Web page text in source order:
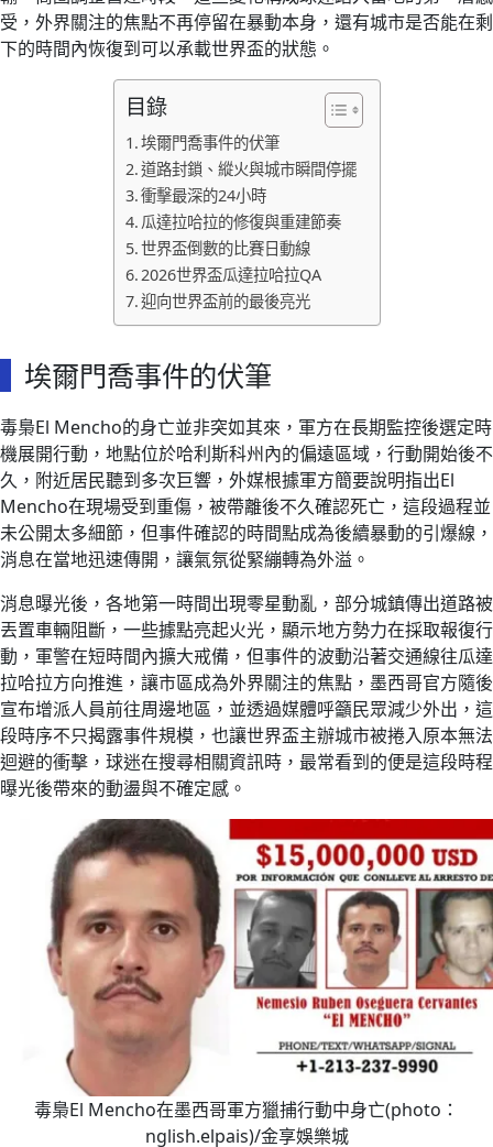
受，外界關注的焦點不再停留在暴動本身，還有城市是否能在剩
下的時間內恢復到可以承載世界盃的狀態。
目錄
埃爾門喬事件的伏筆
道路封鎖、縱火與城市瞬間停擺
衝擊最深的24小時
瓜達拉哈拉的修復與重建節奏
世界盃倒數的比賽日動線
2026世界盃瓜達拉哈拉QA
迎向世界盃前的最後亮光
埃爾門喬事件的伏筆
毒梟El Mencho的身亡並非突如其來，軍方在長期監控後選定時
機展開行動，地點位於哈利斯科州內的偏遠區域，行動開始後不
久，附近居民聽到多次巨響，外媒根據軍方簡要說明指出El
Mencho在現場受到重傷，被帶離後不久確認死亡，這段過程並
未公開太多細節，但事件確認的時間點成為後續暴動的引爆線，
消息在當地迅速傳開，讓氣氛從緊繃轉為外溢。
消息曝光後，各地第一時間出現零星動亂，部分城鎮傳出道路被
丟置車輛阻斷，一些據點亮起火光，顯示地方勢力在採取報復行
動，軍警在短時間內擴大戒備，但事件的波動沿著交通線往瓜達
拉哈拉方向推進，讓市區成為外界關注的焦點，墨西哥官方隨後
宣布增派人員前往周邊地區，並透過媒體呼籲民眾減少外出，這
段時序不只揭露事件規模，也讓世界盃主辦城市被捲入原本無法
迴避的衝擊，球迷在搜尋相關資訊時，最常看到的便是這段時程
曝光後帶來的動盪與不確定感。
毒梟El Mencho在墨西哥軍方獵捕行動中身亡(photo：
nglish.elpais)/金享娛樂城